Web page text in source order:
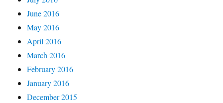
June 2016
May 2016
April 2016
March 2016
February 2016
January 2016
December 2015